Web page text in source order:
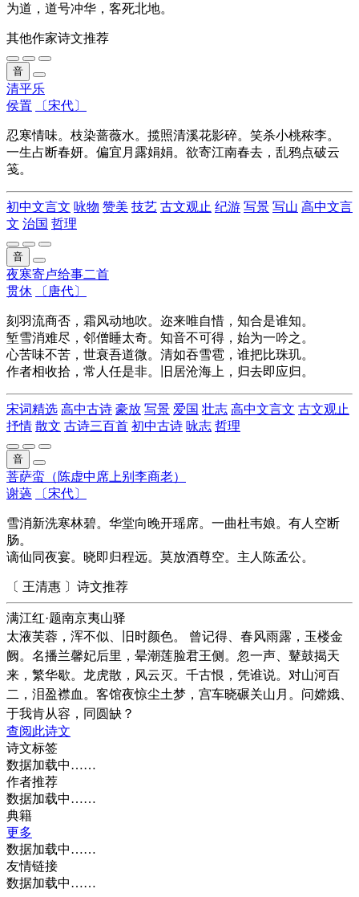
为道，道号冲华，客死北地。
其他作家诗文推荐
音
清平乐
侯置
〔宋代〕
忍寒情味。枝染蔷薇水。揽照清溪花影碎。笑杀小桃秾李。
一生占断春妍。偏宜月露娟娟。欲寄江南春去，乱鸦点破云
笺。
初中文言文 咏物 赞美 技艺 古文观止 纪游 写景 写山 高中文言
文 治国 哲理
音
夜寒寄卢给事二首
贯休
〔唐代〕
刻羽流商否，霜风动地吹。迩来唯自惜，知合是谁知。
堑雪消难尽，邻僧睡太奇。知音不可得，始为一吟之。
心苦味不苦，世衰吾道微。清如吞雪雹，谁把比珠玑。
作者相收拾，常人任是非。旧居沧海上，归去即应归。
宋词精选 高中古诗 豪放 写景 爱国 壮志 高中文言文 古文观止
抒情 散文 古诗三百首 初中古诗 咏志 哲理
音
菩萨蛮（陈虚中席上别李商老）
谢薖
〔宋代〕
雪消新洗寒林碧。华堂向晚开瑶席。一曲杜韦娘。有人空断
肠。
谪仙同夜宴。晓即归程远。莫放酒尊空。主人陈孟公。
〔 王清惠 〕诗文推荐
满江红·题南京夷山驿
太液芙蓉，浑不似、旧时颜色。 曾记得、春风雨露，玉楼金
阙。名播兰馨妃后里，晕潮莲脸君王侧。忽一声、鼙鼓揭天
来，繁华歇。龙虎散，风云灭。千古恨，凭谁说。对山河百
二，泪盈襟血。客馆夜惊尘土梦，宫车晓碾关山月。问嫦娥、
于我肯从容，同圆缺？
查阅此诗文
诗文标签
数据加载中……
作者推荐
数据加载中……
典籍
更多
数据加载中……
友情链接
数据加载中……